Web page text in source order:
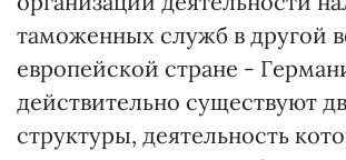
таможенных служб в другой
европейской стране -
действительно существуют
структуры, деятельность